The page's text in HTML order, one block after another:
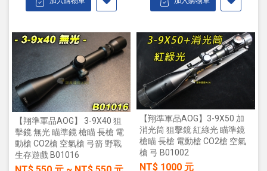
【翔準軍品AOG】 3-9X40 狙
擊鏡 無光 瞄準鏡 槍瞄 長槍 電
動槍 CO2槍 空氣槍 弓箭 野戰
生存遊戲 B01016
【翔準軍品AOG】3-9X50 加
消光筒 狙擊鏡 紅綠光 瞄準鏡
槍瞄 長槍 電動槍 CO2槍 空氣
槍 弓 B01002
NT$ 1000 元